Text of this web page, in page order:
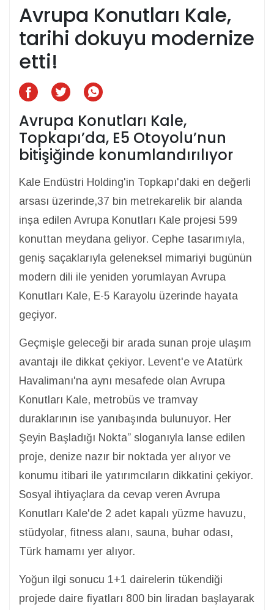
Avrupa Konutları Kale,
tarihi dokuyu modernize
etti!
Avrupa Konutları Kale,
Topkapı’da, E5 Otoyolu’nun
bitişiğinde konumlandırılıyor
Kale Endüstri Holding'in Topkapı'daki en değerli
arsası üzerinde,37 bin metrekarelik bir alanda
inşa edilen Avrupa Konutları Kale projesi 599
konuttan meydana geliyor. Cephe tasarımıyla,
geniş saçaklarıyla geleneksel mimariyi bugünün
modern dili ile yeniden yorumlayan Avrupa
Konutları Kale, E-5 Karayolu üzerinde hayata
geçiyor.
Geçmişle geleceği bir arada sunan proje ulaşım
avantajı ile dikkat çekiyor. Levent'e ve Atatürk
Havalimanı'na aynı mesafede olan Avrupa
Konutları Kale, metrobüs ve tramvay
duraklarının ise yanıbaşında bulunuyor. Her
Şeyin Başladığı Nokta” sloganıyla lanse edilen
proje, denize nazır bir noktada yer alıyor ve
konumu itibari ile yatırımcıların dikkatini çekiyor.
Sosyal ihtiyaçlara da cevap veren Avrupa
Konutları Kale'de 2 adet kapalı yüzme havuzu,
stüdyolar, fitness alanı, sauna, buhar odası,
Türk hamamı yer alıyor.
Yoğun ilgi sonucu 1+1 dairelerin tükendiği
projede daire fiyatları 800 bin liradan başlayarak